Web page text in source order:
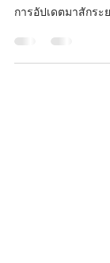
อย่างที่ทราบกันดีว่า
การอัปเดตมาสักระ